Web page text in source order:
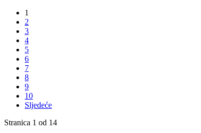
1
2
3
4
5
6
7
8
9
10
Sljedeće
Stranica 1 od 14